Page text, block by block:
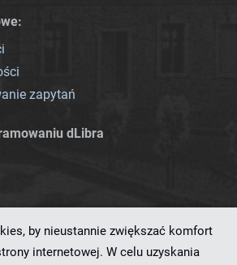
zapytań
dLibra
by nieustannie zwiększać komfort
internetowej. W celu uzyskania